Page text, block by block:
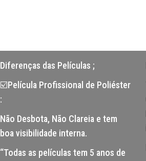
Diferenças das Películas ;
☑️Película Profissional de Poliéster
:
Não Desbota, Não Clareia e tem
boa visibilidade interna.
“Todas as películas tem 5 anos de